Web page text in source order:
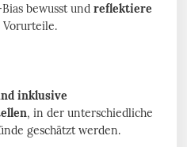
bewusst undreflektiere
inklusive
, in der unterschiedliche
geschätzt werden.